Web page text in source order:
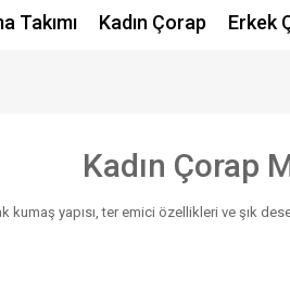
Takımı Kadın Çorap Erkek
Kadın Çorap
kumaş yapısı, ter emici özellikleri ve